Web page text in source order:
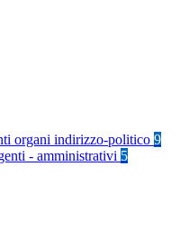
organi indirizzo-politico 9
- amministrativi 5